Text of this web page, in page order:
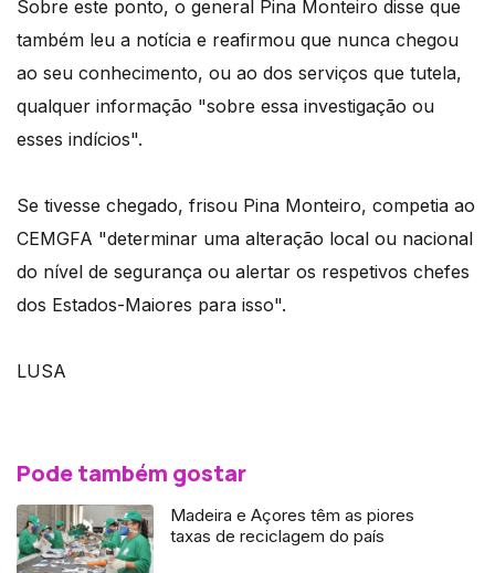
Sobre este ponto, o general Pina Monteiro disse que
também leu a notícia e reafirmou que nunca chegou
ao seu conhecimento, ou ao dos serviços que tutela,
qualquer informação "sobre essa investigação ou
esses indícios".
Se tivesse chegado, frisou Pina Monteiro, competia ao
CEMGFA "determinar uma alteração local ou nacional
do nível de segurança ou alertar os respetivos chefes
dos Estados-Maiores para isso".
LUSA
Pode também gostar
Madeira e Açores têm as piores
taxas de reciclagem do país